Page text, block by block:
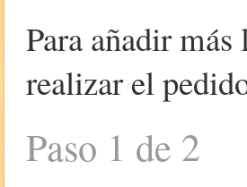
Para añadir
realizar el
Paso 1 de 2